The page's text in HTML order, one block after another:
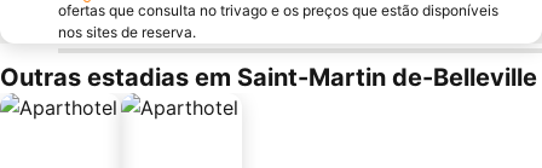
ofertas que consulta no trivago e os preços que estão disponíveis
nos sites de reserva.
Outras estadias em Saint-Martin de-Belleville